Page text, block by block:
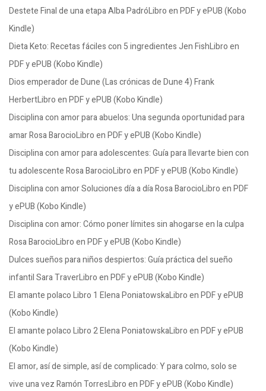
Destete Final de una etapa Alba PadróLibro en PDF y ePUB (Kobo
Kindle)
Dieta Keto: Recetas fáciles con 5 ingredientes Jen FishLibro en
PDF y ePUB (Kobo Kindle)
Dios emperador de Dune (Las crónicas de Dune 4) Frank
HerbertLibro en PDF y ePUB (Kobo Kindle)
Disciplina con amor para abuelos: Una segunda oportunidad para
amar Rosa BarocioLibro en PDF y ePUB (Kobo Kindle)
Disciplina con amor para adolescentes: Guía para llevarte bien con
tu adolescente Rosa BarocioLibro en PDF y ePUB (Kobo Kindle)
Disciplina con amor Soluciones día a día Rosa BarocioLibro en PDF
y ePUB (Kobo Kindle)
Disciplina con amor: Cómo poner límites sin ahogarse en la culpa
Rosa BarocioLibro en PDF y ePUB (Kobo Kindle)
Dulces sueños para niños despiertos: Guía práctica del sueño
infantil Sara TraverLibro en PDF y ePUB (Kobo Kindle)
El amante polaco Libro 1 Elena PoniatowskaLibro en PDF y ePUB
(Kobo Kindle)
El amante polaco Libro 2 Elena PoniatowskaLibro en PDF y ePUB
(Kobo Kindle)
El amor, así de simple, así de complicado: Y para colmo, solo se
vive una vez Ramón TorresLibro en PDF y ePUB (Kobo Kindle)